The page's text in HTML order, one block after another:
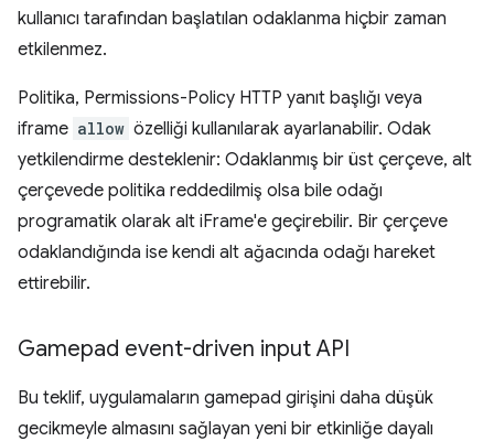
kullanıcı tarafından başlatılan odaklanma hiçbir zaman
etkilenmez.
Politika, Permissions-Policy HTTP yanıt başlığı veya
iframe allow özelliği kullanılarak ayarlanabilir. Odak
yetkilendirme desteklenir: Odaklanmış bir üst çerçeve, alt
çerçevede politika reddedilmiş olsa bile odağı
programatik olarak alt iFrame'e geçirebilir. Bir çerçeve
odaklandığında ise kendi alt ağacında odağı hareket
ettirebilir.
Gamepad event-driven input API
Bu teklif, uygulamaların gamepad girişini daha düşük
gecikmeyle almasını sağlayan yeni bir etkinliğe dayalı